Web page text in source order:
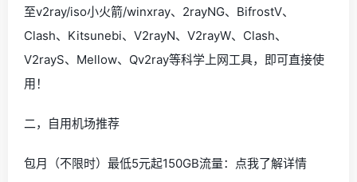
至v2ray/iso小火箭/winxray、2rayNG、BifrostV、
Clash、Kitsunebi、V2rayN、V2rayW、Clash、
V2rayS、Mellow、Qv2ray等科学上网工具，即可直接使
用！
二，自用机场推荐
包月（不限时）最低5元起150GB流量：点我了解详情